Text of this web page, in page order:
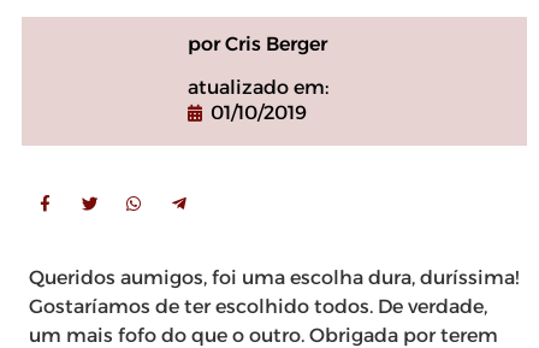
por Cris Berger
atualizado em:
01/10/2019
Queridos aumigos, foi uma escolha dura, duríssima!
Gostaríamos de ter escolhido todos. De verdade,
um mais fofo do que o outro. Obrigada por terem